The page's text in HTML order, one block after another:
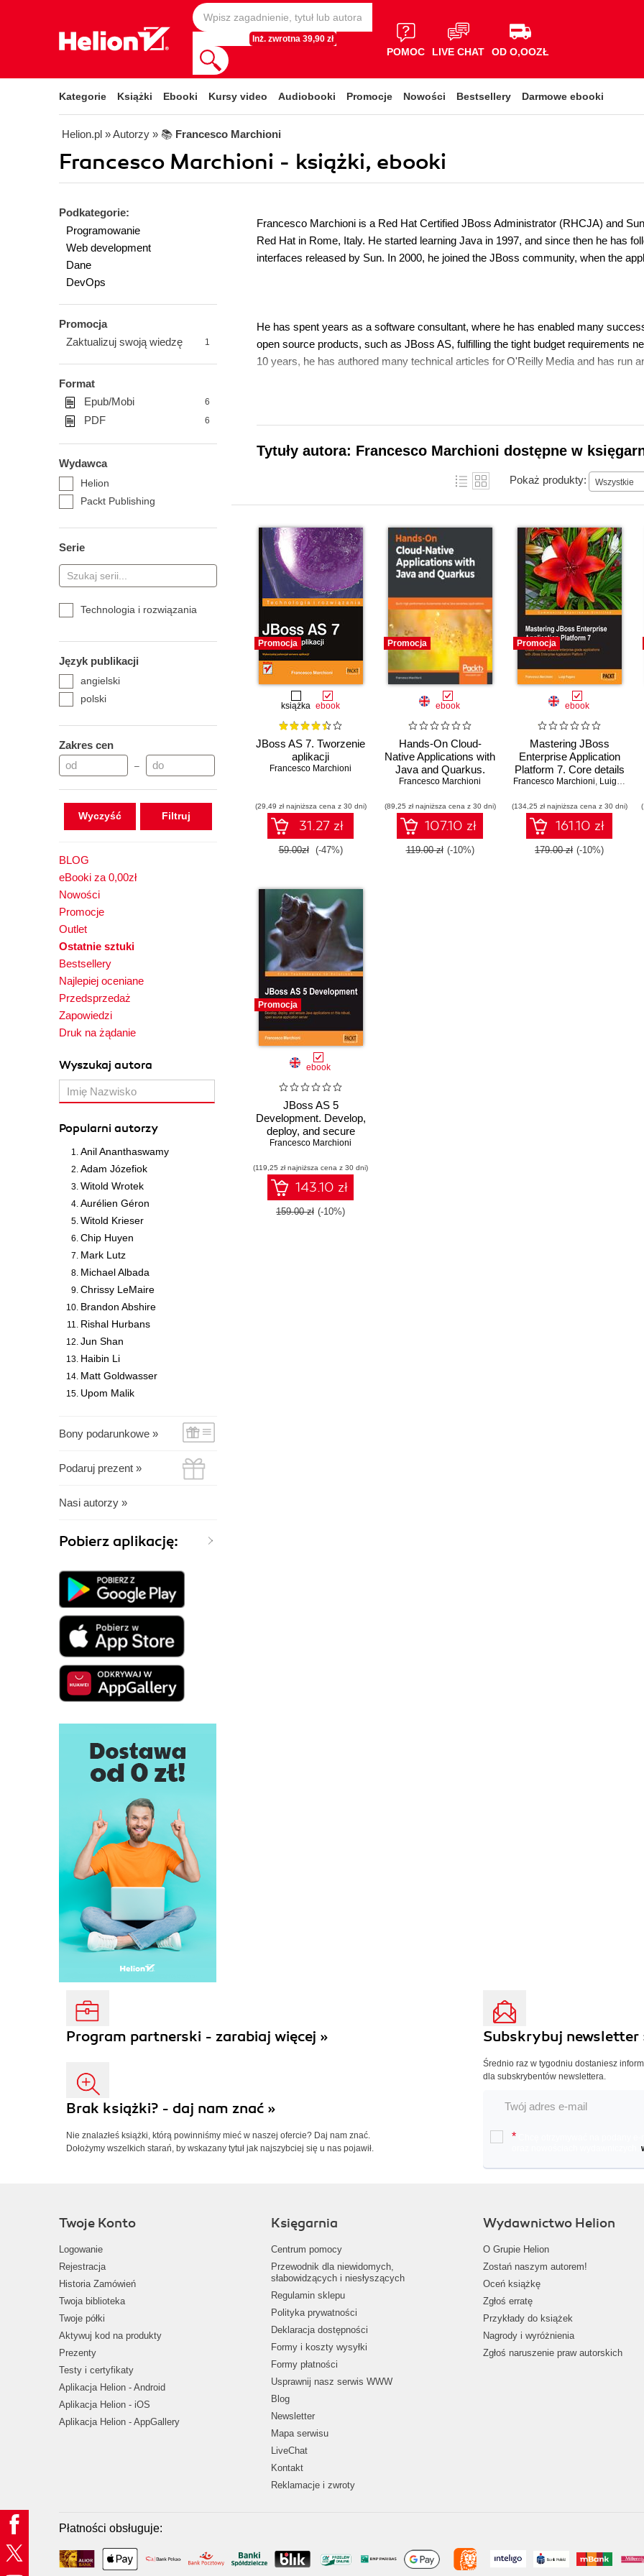
Inż. zwrotna 39,90 zł
POMOC LIVE CHAT OD O,OOZŁ
Kategorie Książki Ebooki Kursy video Audiobooki Promocje Nowości Bestsellery Darmowe ebooki
Helion.pl » Autorzy » 📚 Francesco Marchioni
Francesco Marchioni - książki, ebooki
Podkategorie:
Programowanie
Web development
Dane
DevOps
Promocja
Zaktualizuj swoją wiedzę
1
Format
Epub/Mobi
6
PDF 6
Wydawca
Helion
Packt Publishing
Serie
Technologia i rozwiązania
Język publikacji
angielski
polski
Zakres cen
–
Wyczyść
BLOG
eBooki za 0,00zł
Nowości
Promocje
Outlet
Ostatnie sztuki
Bestsellery
Najlepiej oceniane
Przedsprzedaż
Zapowiedzi
Druk na żądanie
Wyszukaj autora
Popularni autorzy
Anil Ananthaswamy
Adam Józefiok
Witold Wrotek
Aurélien Géron
Witold Krieser
Chip Huyen
Mark Lutz
Michael Albada
Chrissy LeMaire
Brandon Abshire
Rishal Hurbans
Jun Shan
Haibin Li
Matt Goldwasser
Upom Malik
Bony podarunkowe »
Podaruj prezent »
Nasi autorzy »
Pobierz aplikację:
Francesco Marchioni is a Red Hat Certified JBoss Administrator (RHCJA) and
Red Hat in Rome, Italy. He started learning Java in 1997, and since then he has
interfaces released by Sun. In 2000, he joined the JBoss community, when the
He has spent years as a software consultant, where he has enabled many
open source products, such as JBoss AS, fulfilling the tight budget requirements
10 years, he has authored many technical articles for O'Reilly Media and has run
Tytuły autora: Francesco Marchioni dostępne w
Pokaż produkty: Wszystkie
Promocja
książka ebook
JBoss AS 7. Tworzenie
aplikacji
Francesco Marchioni
(29,49 zł najniższa cena z 30 dni)
31.27 zł
59.00zł (-47%)
Promocja
ebook
Hands-On Cloud-
Native Applications with
Java and Quarkus.
Build high performance,
serverless applications
Francesco Marchioni
(89,25 zł najniższa cena z 30 dni)
107.10 zł
119.00 zł (-10%)
Promocja
ebook
Mastering JBoss
Enterprise Application
Platform 7. Core details
of the Enteprise server
directions and
advanced tips
Francesco Marchioni, Luigi Fugaro
(134,25 zł najniższa cena z 30 dni)
161.10 zł
179.00 zł (-10%)
Promocja
ebook
JBoss AS 5
Development. Develop,
deploy, and secure
Java applications on
source application
server
Francesco Marchioni
(119,25 zł najniższa cena z 30 dni)
143.10 zł
159.00 zł (-10%)
Program partnerski - zarabiaj więcej »
Brak książki? - daj nam znać »
Nie znalazłeś książki, którą powinniśmy mieć w naszej ofercie? Daj nam znać.
Dołożymy wszelkich starań, by wskazany tytuł jak najszybciej się u nas pojawił.
Subskrybuj newsletter
Średnio raz w tygodniu dostaniesz
dla subskrybentów newslettera.
*
Twoje Konto
Logowanie
Rejestracja
Historia Zamówień
Twoja biblioteka
Twoje półki
Aktywuj kod na produkty
Prezenty
Testy i certyfikaty
Aplikacja Helion - Android
Aplikacja Helion - iOS
Aplikacja Helion - AppGallery
Księgarnia
Centrum pomocy
Przewodnik dla niewidomych,
słabowidzących i niesłyszących
Regulamin sklepu
Polityka prywatności
Deklaracja dostępności
Formy i koszty wysyłki
Formy płatności
Usprawnij nasz serwis WWW
Blog
Newsletter
Mapa serwisu
LiveChat
Kontakt
Reklamacje i zwroty
Wydawnictwo Helion
O Grupie Helion
Zostań naszym autorem!
Oceń książkę
Zgłoś erratę
Przykłady do książek
Nagrody i wyróżnienia
Zgłoś naruszenie praw autorskich
Płatności obsługuje: